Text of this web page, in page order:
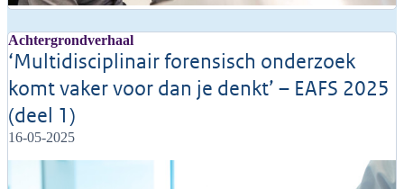
Achtergrondverhaal
‘Multidisciplinair forensisch onderzoek
komt vaker voor dan je denkt’ – EAFS 2025
(deel 1)
16-05-2025